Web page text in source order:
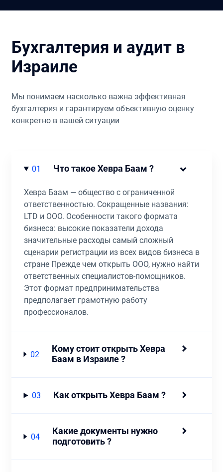
Бухгалтерия и аудит в
Израиле
Мы понимаем насколько важна эффективная
бухгалтерия и гарантируем объективную оценку
конкретно в вашей ситуации
01 Что такое Хевра Баам ?
Хевра Баам — общество с ограниченной
ответственностью. Сокращенные названия:
LTD и ООО. Особенности такого формата
бизнеса: высокие показатели дохода
значительные расходы самый сложный
сценарии регистрации из всех видов бизнеса в
стране Прежде чем открыть ООО, нужно найти
ответственных специалистов-помощников.
Этот формат предпринимательства
предполагает грамотную работу
профессионалов.
02
Кому стоит открыть Хевра
Баам в Израиле ?
03 Как открыть Хевра Баам ?
04
Какие документы нужно
подготовить ?